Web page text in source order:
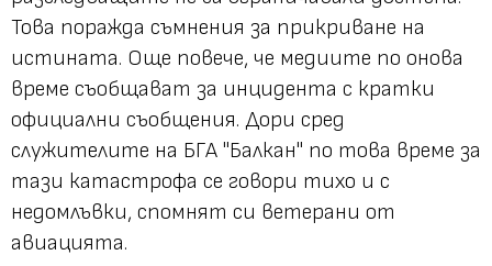
Това поражда съмнения за прикриване на
истината. Още повече, че медиите по онова
време съобщават за инцидента с кратки
официални съобщения. Дори сред
служителите на БГА "Балкан" по това време за
тази катастрофа се говори тихо и с
недомлъвки, спомнят си ветерани от
авиацията.